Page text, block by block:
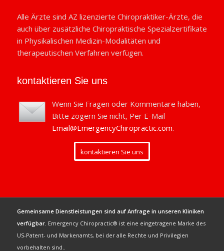
Alle Ärzte sind AZ lizenzierte Chiropraktiker-Ärzte, die
auch über zusätzliche Chiropraktische Spezialzertifikate
in Physikalischen Medizin-Modalitäten und
therapeutischen Verfahren verfügen.
kontaktieren Sie uns
Wenn Sie Fragen oder Kommentare haben,
Bitte zögern Sie nicht, Per E-Mail
Email@EmergencyChiropractic.com.
kontaktieren Sie uns
Gemeinsame Dienstleistungen sind auf Anfrage in unseren Kliniken
verfügbar. Emergency Chiropractic® ist eine eingetragene Marke des
US-Patent- und Markenamts, bei der alle Rechte und Privilegien
vorbehalten sind..